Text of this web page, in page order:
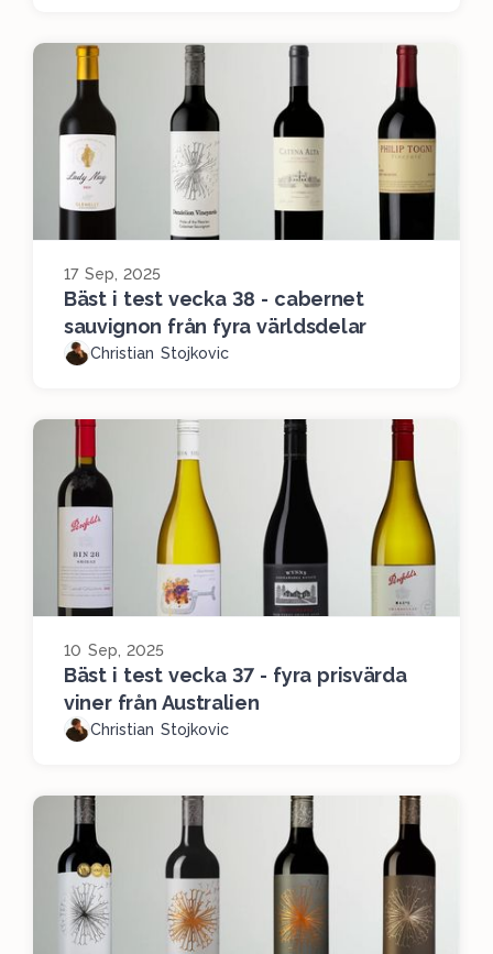
17 Sep, 2025
Bäst i test vecka 38 - cabernet
sauvignon från fyra världsdelar
Christian Stojkovic
10 Sep, 2025
Bäst i test vecka 37 - fyra prisvärda
viner från Australien
Christian Stojkovic